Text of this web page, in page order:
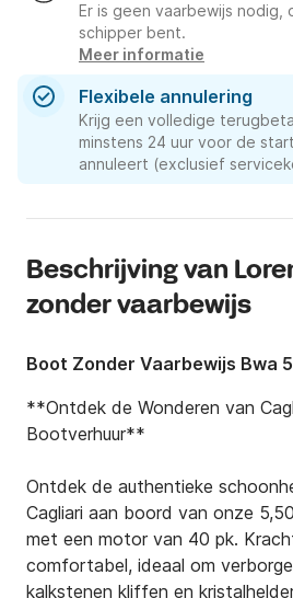
Er is geen vaarbewijs nodig,
schipper bent.
Meer informatie
Flexibele annulering
Krijg een volledige
minstens 24 uur voor de
annuleert (exclusief
Beschrijving van
zonder vaarbewijs
Boot Zonder Vaarbewijs Bwa
**Ontdek de Wonderen van
Bootverhuur**
Ontdek de authentieke
Cagliari aan boord van onze
met een motor van 40 pk.
comfortabel, ideaal om
kalkstenen kliffen en